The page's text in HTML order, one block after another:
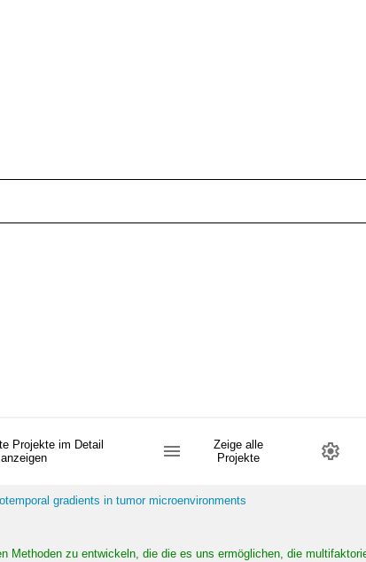
Projekte im Detail
anzeigen
Zeige alle
Projekte
gradients in tumor microenvironments
Methoden zu entwickeln, die die es uns ermöglichen, die